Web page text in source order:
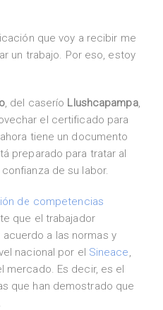
que voy a recibir me
un trabajo. Por eso, estoy
, del caserío Llushcapampa,
el certificado para
tiene un documento
preparado para tratar al
de su labor.
de competencias
que el trabajador
a las normas y
nacional por el Sineace,
mercado. Es decir, es el
que han demostrado que